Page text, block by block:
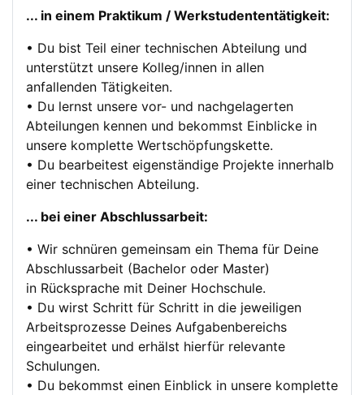
... in einem Praktikum / Werkstudententätigkeit:
• Du bist Teil einer technischen Abteilung und
unterstützt unsere Kolleg/innen in allen
anfallenden Tätigkeiten.
• Du lernst unsere vor- und nachgelagerten
Abteilungen kennen und bekommst Einblicke in
unsere komplette Wertschöpfungskette.
• Du bearbeitest eigenständige Projekte innerhalb
einer technischen Abteilung.
... bei einer Abschlussarbeit:
• Wir schnüren gemeinsam ein Thema für Deine
Abschlussarbeit (Bachelor oder Master)
in Rücksprache mit Deiner Hochschule.
• Du wirst Schritt für Schritt in die jeweiligen
Arbeitsprozesse Deines Aufgabenbereichs
eingearbeitet und erhälst hierfür relevante
Schulungen.
• Du bekommst einen Einblick in unsere komplette